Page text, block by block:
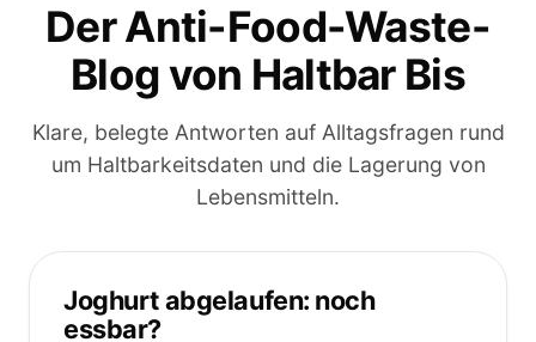
Der Anti-Food-Waste-
Blog von Haltbar Bis
Klare, belegte Antworten auf Alltagsfragen rund
um Haltbarkeitsdaten und die Lagerung von
Lebensmitteln.
Joghurt abgelaufen: noch
essbar?